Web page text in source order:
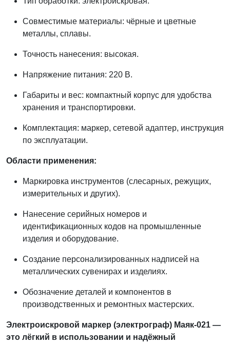
Совместимые материалы: чёрные и цветные
металлы, сплавы.
Точность нанесения: высокая.
Напряжение питания: 220 В.
Габариты и вес: компактный корпус для удобства
хранения и транспортировки.
Комплектация: маркер, сетевой адаптер, инструкция
по эксплуатации.
Области применения:
Маркировка инструментов (слесарных, режущих,
измерительных и других).
Нанесение серийных номеров и
идентификационных кодов на промышленные
изделия и оборудование.
Создание персонализированных надписей на
металлических сувенирах и изделиях.
Обозначение деталей и компонентов в
производственных и ремонтных мастерских.
Электроискровой маркер (электрограф) Маяк-021 —
это лёгкий в использовании и надёжный